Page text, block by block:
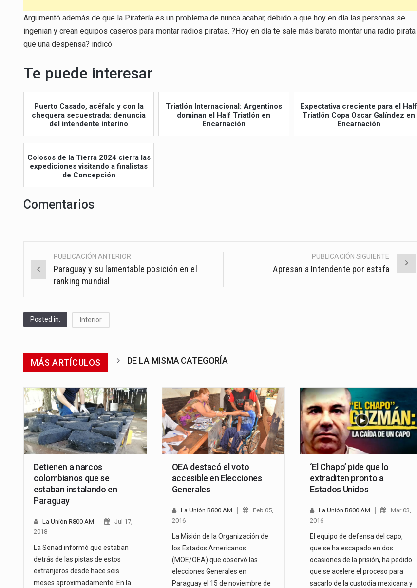
Argumentó además de que la Piratería es un problema de nunca acabar, debido a que hoy en día las personas se
ingenian y crean equipos caseros para montar radios piratas. ?Hoy en día te sale más barato montar una radio pirata
que una despensa? indicó
Te puede interesar
Puerto Casado, acéfalo y con la
chequera secuestrada: denuncia
del intendente interino
Triatlón Internacional: Argentinos
dominan el Half Triatlón en
Encarnación
Expectativa creciente para el Half
Triatlón Copa Oscar Galíndez en
Encarnación
Colosos de la Tierra 2024 cierra las
expediciones visitando a finalistas
de Concepción
Comentarios
Post
navigation
PUBLICACIÓN ANTERIOR
Paraguay y su lamentable posición en el
ranking mundial
PUBLICACIÓN SIGUIENTE
Apresan a Intendente por estafa
Posted in: Interior
MÁS ARTÍCULOS DE LA MISMA CATEGORÍA
Detienen a narcos
colombianos que se
estaban instalando en
Paraguay
La Unión R800 AM
Jul 17,
2018
La Senad informó que estaban
detrás de las pistas de estos
extranjeros desde hace seis
meses aproximadamente. En la
OEA destacó el voto
accesible en Elecciones
Generales
La Unión R800 AM
Feb 05,
2016
La Misión de la Organización de
los Estados Americanos
(MOE/OEA) que observó las
elecciones Generales en
Paraguay el 15 de noviembre de
‘El Chapo’ pide que lo
extraditen pronto a
Estados Unidos
La Unión R800 AM
Mar 03,
2016
El equipo de defensa del capo,
que se ha escapado en dos
ocasiones de la prisión, ha pedido
que se acelere el proceso para
sacarlo de la custodia mexicana y